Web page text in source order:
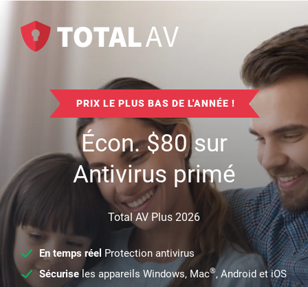
PRIX LE PLUS BAS DE L'ANNÉE !
Écon.$80sur
Antivirus primé
Total AV Plus 2026
En temps réel Protection antivirus
Sécuriseles appareils Windows, Mac®, Android et iOS